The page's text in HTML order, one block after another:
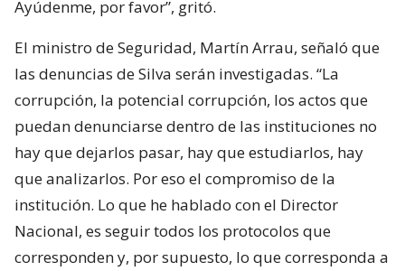
Ayúdenme, por favor”, gritó.
El ministro de Seguridad, Martín Arrau, señaló que
las denuncias de Silva serán investigadas. “La
corrupción, la potencial corrupción, los actos que
puedan denunciarse dentro de las instituciones no
hay que dejarlos pasar, hay que estudiarlos, hay
que analizarlos. Por eso el compromiso de la
institución. Lo que he hablado con el Director
Nacional, es seguir todos los protocolos que
corresponden y, por supuesto, lo que corresponda a